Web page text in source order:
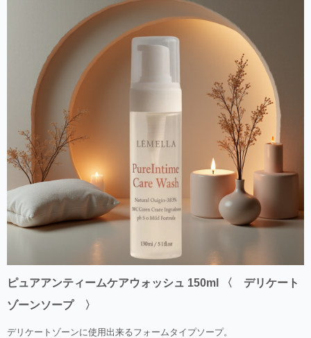
ピュアアンティームケアウォッシュ 150ml 〈 デリケート
ゾーンソープ 〉
デリケートゾーンに使用出来るフォームタイプソープ。